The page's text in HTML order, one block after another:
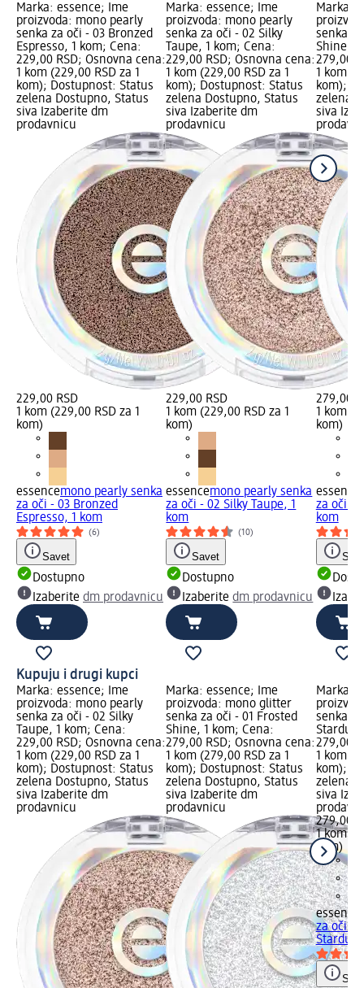
Marka: essence; Ime
proizvoda: mono pearly
senka za oči - 03 Bronzed
Espresso, 1 kom; Cena:
229,00 RSD; Osnovna cena:
1 kom (229,00 RSD za 1
kom); Dostupnost: Status
zelena Dostupno, Status
siva Izaberite dm
prodavnicu
229,00 RSD
1 kom (229,00 RSD za 1
kom)
essencemono pearly senka
za oči - 03 Bronzed
Espresso, 1 kom
(6)
Savet
Dostupno
Izaberite dm prodavnicu
Marka: essence; Ime
proizvoda: mono pearly
senka za oči - 02 Silky
Taupe, 1 kom; Cena:
229,00 RSD; Osnovna cena:
1 kom (229,00 RSD za 1
kom); Dostupnost: Status
zelena Dostupno, Status
siva Izaberite dm
prodavnicu
229,00 RSD
1 kom (229,00 RSD za 1
kom)
essencemono pearly senka
za oči - 02 Silky Taupe, 1
kom
(10)
Savet
Dostupno
Izaberitedm prodavnicu
Marka:
senka
Shine, 1
279,00
1 kom
kom);
zelena
siva
279,00
1 kom
kom)
essence
za oči -
kom
Kupuju i drugi kupci
Marka: essence; Ime
proizvoda: mono pearly
senka za oči - 02 Silky
Taupe, 1 kom; Cena:
229,00 RSD; Osnovna cena:
1 kom (229,00 RSD za 1
kom); Dostupnost: Status
zelena Dostupno, Status
siva Izaberite dm
prodavnicu
Marka: essence; Ime
proizvoda: mono glitter
senka za oči - 01 Frosted
Shine, 1 kom; Cena:
279,00 RSD; Osnovna cena:
1 kom (279,00 RSD za 1
kom); Dostupnost: Status
zelena Dostupno, Status
siva Izaberite dm
prodavnicu
Marka:
senka
279,00
1 kom
kom);
zelena
siva
279,00
1 kom
kom)
essence
za oči -